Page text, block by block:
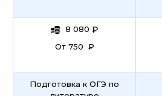
8 080 ₽
От 750 ₽
Подготовка к ОГЭ по